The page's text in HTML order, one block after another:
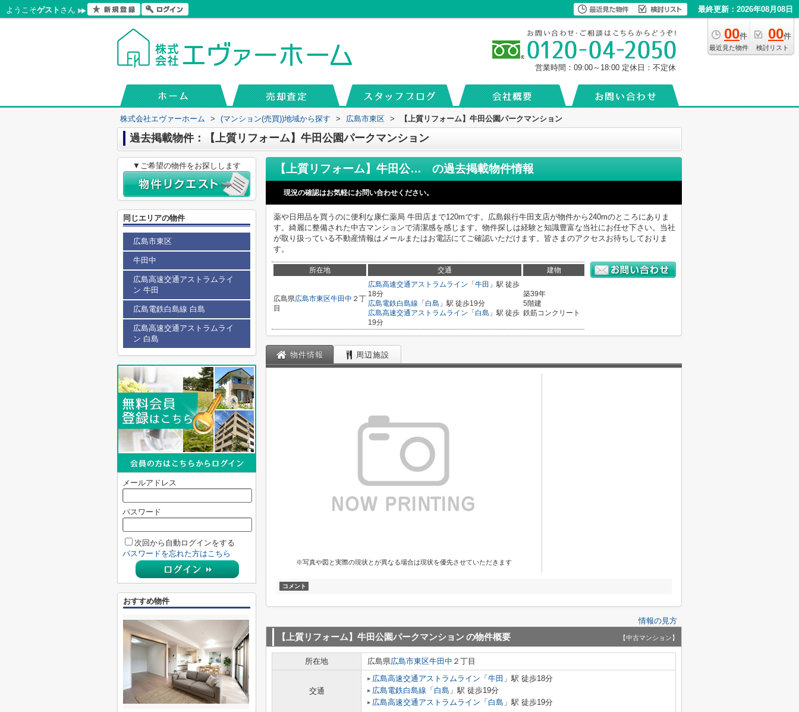
ようこそゲスト さん 最終更新：2026年08月08日
00件
最近見た物件
00件
検討リスト
営業時間：09:00～18:00 定休日：不定休
株式会社エヴァーホーム > (マンション(売買))地域から探す > 広島市東区 > 【上質リフォーム】牛田公園パークマンション
過去掲載物件：【上質リフォーム】牛田公園パークマンション
【上質リフォーム】牛田公園パークマンション の過去掲載物件情報
現況の確認はお気軽にお問い合わせください。
薬や日用品を買うのに便利な康仁薬局 牛田店まで120mです。広島銀行牛田支店が物件から240mのところにありま
す。綺麗に整備された中古マンションで清潔感を感じます。物件探しは経験と知識豊富な当社にお任せ下さい。当社
が取り扱っている不動産情報はメールまたはお電話にてご確認いただけます。皆さまのアクセスお待ちしておりま
す。
所在地 交通 建物
広島県広島市東区牛田中 ２丁
目
広島高速交通アストラムライン 「 牛田 」駅 徒歩
18分
広島電鉄白島線 「 白島 」駅 徒歩19分
広島高速交通アストラムライン 「 白島 」駅 徒歩
19分
築39年
5階建
鉄筋コンクリート
物件情報 周辺施設
※写真や図と実際の現状とが異なる場合は現状を優先させていただきます
コメント
情報の見方
【上質リフォーム】牛田公園パークマンションの物件概要 【中古マンション】
所在地 広島県広島市東区牛田中 ２丁目
交通
広島高速交通アストラムライン 「 牛田 」駅 徒歩18分
広島電鉄白島線 「 白島 」駅 徒歩19分
広島高速交通アストラムライン 「 白島 」駅 徒歩19分
▼ご希望の物件をお探しします
同じエリアの物件
広島市東区
牛田中
広島高速交通アストラムライ
ン 牛田
広島電鉄白島線 白島
広島高速交通アストラムライ
ン 白島
メールアドレス
パスワード
次回から自動ログインをする
パスワードを忘れた方はこちら
おすすめ物件